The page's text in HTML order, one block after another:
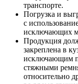
транспорте.
Погрузка и
с
исключающих
Продукция
закреплена в
исключающим
стяжными
относительно